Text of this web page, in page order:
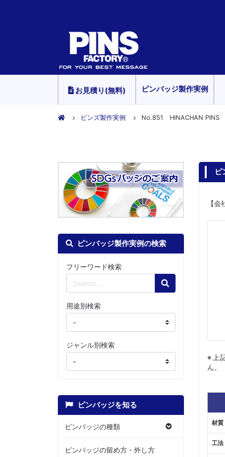
お見積り(無料) ピンバッジ製作実例
ピンズ製作実例 No.851 HINACHAN PINS
ピンバッジ製作実例の検索
フリーワード検索
Search
用途別検索
ジャンル別検索
ピンバッジを知る
ピンバッジの種類
ピンバッジの留め方・外し方
ピ
【
※上
ん。
材質
工法